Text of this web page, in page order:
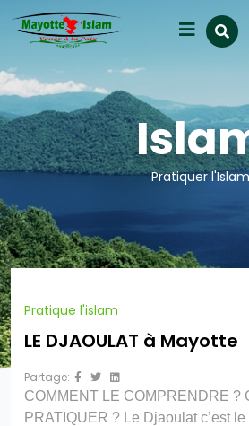
Pratiquer l'Islam
Pratique l'islam
LE DJAOULAT à Mayotte
Partage:
COMMENT LE COMPRENDRE ?
PRATIQUER ? Le Djaoulat c’est